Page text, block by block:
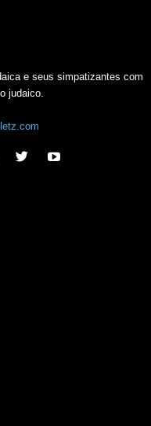
e seus simpatizantes com
judaico.